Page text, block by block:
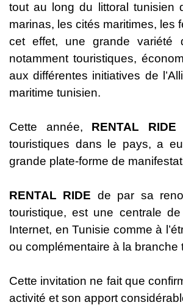
tout au long du littoral tunisien
marinas, les cités maritimes, les
cet effet, une grande variété
notamment touristiques,
aux différentes initiatives de
maritime tunisien.
Cette année, RENTAL RIDE
touristiques dans le pays, a
grande plate-forme de
RENTAL RIDE de par sa
touristique, est une centrale
Internet, en Tunisie comme à
ou complémentaire à la branche
Cette invitation ne fait que
activité et son apport